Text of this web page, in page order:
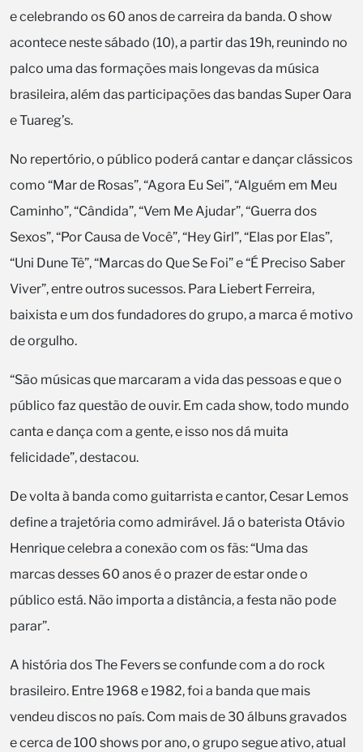
e celebrando os 60 anos de carreira da banda. O show
acontece neste sábado (10), a partir das 19h, reunindo no
palco uma das formações mais longevas da música
brasileira, além das participações das bandas Super Oara
e Tuareg’s.
No repertório, o público poderá cantar e dançar clássicos
como “Mar de Rosas”, “Agora Eu Sei”, “Alguém em Meu
Caminho”, “Cândida”, “Vem Me Ajudar”, “Guerra dos
Sexos”, “Por Causa de Você”, “Hey Girl”, “Elas por Elas”,
“Uni Dune Tê”, “Marcas do Que Se Foi” e “É Preciso Saber
Viver”, entre outros sucessos. Para Liebert Ferreira,
baixista e um dos fundadores do grupo, a marca é motivo
de orgulho.
“São músicas que marcaram a vida das pessoas e que o
público faz questão de ouvir. Em cada show, todo mundo
canta e dança com a gente, e isso nos dá muita
felicidade”, destacou.
De volta à banda como guitarrista e cantor, Cesar Lemos
define a trajetória como admirável. Já o baterista Otávio
Henrique celebra a conexão com os fãs: “Uma das
marcas desses 60 anos é o prazer de estar onde o
público está. Não importa a distância, a festa não pode
parar”.
A história dos The Fevers se confunde com a do rock
brasileiro. Entre 1968 e 1982, foi a banda que mais
vendeu discos no país. Com mais de 30 álbuns gravados
e cerca de 100 shows por ano, o grupo segue ativo, atual